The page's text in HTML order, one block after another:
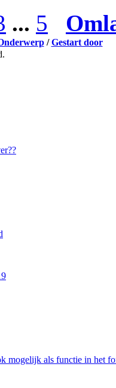
... 5
/Gestart door
mogelijk als functie in het